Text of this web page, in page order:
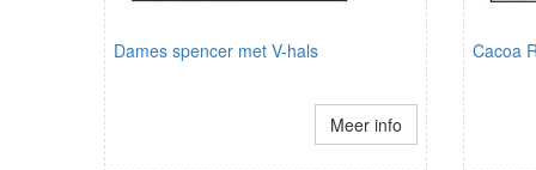
Dames spencer met V-hals
Meer info
Cacoa